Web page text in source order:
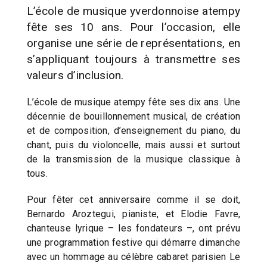
L’école de musique yverdonnoise atempy
fête ses 10 ans. Pour l’occasion, elle
organise une série de représentations, en
s’appliquant toujours à transmettre ses
valeurs d’inclusion.
L’école de musique atempy fête ses dix ans. Une
décennie de bouillonnement musical, de création
et de composition, d’enseignement du piano, du
chant, puis du violoncelle, mais aussi et surtout
de la transmission de la musique classique à
tous.
Pour fêter cet anniversaire comme il se doit,
Bernardo Aroztegui, pianiste, et Elodie Favre,
chanteuse lyrique – les fondateurs –, ont prévu
une programmation festive qui démarre dimanche
avec un hommage au célèbre cabaret parisien Le